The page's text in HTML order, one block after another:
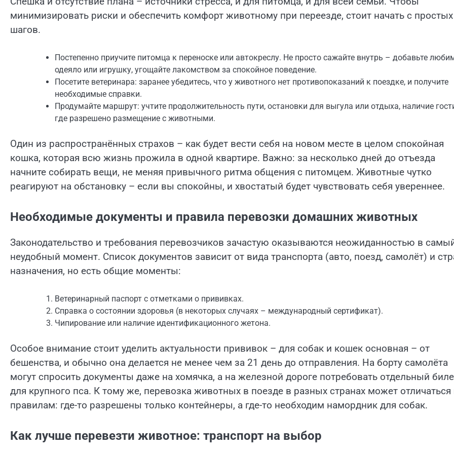
минимизировать риски и обеспечить комфорт животному при переезде, стоит начать с простых
шагов.
Постепенно приучите питомца к переноске или автокреслу. Не просто сажайте внутрь – добавьте
одеяло или игрушку, угощайте лакомством за спокойное поведение.
Посетите ветеринара: заранее убедитесь, что у животного нет противопоказаний к поездке, и получите
необходимые справки.
Продумайте маршрут: учтите продолжительность пути, остановки для выгула или отдыха, наличие
где разрешено размещение с животными.
Один из распространённых страхов – как будет вести себя на новом месте в целом спокойная
кошка, которая всю жизнь прожила в одной квартире. Важно: за несколько дней до отъезда
начните собирать вещи, не меняя привычного ритма общения с питомцем. Животные чутко
реагируют на обстановку – если вы спокойны, и хвостатый будет чувствовать себя увереннее.
Необходимые документы и правила перевозки домашних животных
Законодательство и требования перевозчиков зачастую оказываются неожиданностью в
неудобный момент. Список документов зависит от вида транспорта (авто, поезд, самолёт) и
назначения, но есть общие моменты:
Ветеринарный паспорт с отметками о прививках.
Справка о состоянии здоровья (в некоторых случаях – международный сертификат).
Чипирование или наличие идентификационного жетона.
Особое внимание стоит уделить актуальности прививок – для собак и кошек основная – от
бешенства, и обычно она делается не менее чем за 21 день до отправления. На борту самолёта
могут спросить документы даже на хомячка, а на железной дороге потребовать отдельный
для крупного пса. К тому же, перевозка животных в поезде в разных странах может отличаться
правилам: где-то разрешены только контейнеры, а где-то необходим намордник для собак.
Как лучше перевезти животное: транспорт на выбор